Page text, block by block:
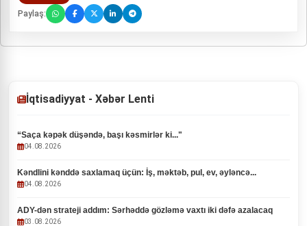
Paylaş:
İqtisadiyyat - Xəbər Lenti
“Saça kəpək düşəndə, başı kəsmirlər ki..."
04.08.2026
Kəndlini kənddə saxlamaq üçün: İş, məktəb, pul, ev, əyləncə...
04.08.2026
ADY-dən strateji addım: Sərhəddə gözləmə vaxtı iki dəfə azalacaq
03.08.2026